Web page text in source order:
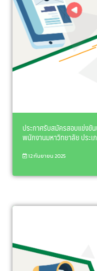
ประกาศรับสมัครสอบแข่งขั
พนักงานมหาวิทยาลัย ประ
12 กันยายน 2025